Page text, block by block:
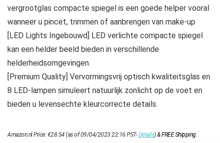
vergrootglas compacte spiegel is een goede helper vooral
wanneer u pincet, trimmen of aanbrengen van make-up
[LED Lights Ingebouwd] LED verlichte compacte spiegel
kan een helder beeld bieden in verschillende
helderheidsomgevingen.
[Premium Quality] Vervormingsvrij optisch kwaliteitsglas en
8 LED-lampen simuleert natuurlijk zonlicht op de voet en
bieden u levensechte kleurcorrecte details.
Amazon.nl Price:€28.54 (as of 09/04/2023 22:16 PST-Details)&FREE Shipping.